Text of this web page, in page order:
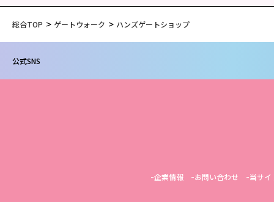
総合TOP ゲートウォーク ハンズゲートショップ
公式SNS
企業情報 お問い合わせ 当サイ